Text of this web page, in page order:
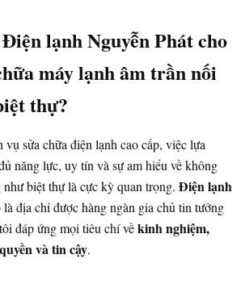
lạnh Nguyễn Phát cho
máy lạnh âm trần nối
thự?
sửa chữa điện lạnh cao cấp, việc lựa
năng lực, uy tín và sự am hiểu về không
như biệt thự là cực kỳ quan trọng. Điện lạnh
địa chỉ được hàng ngàn gia chủ tin tưởng
đáp ứng mọi tiêu chí vềkinh nghiệm,
và tin cậy.